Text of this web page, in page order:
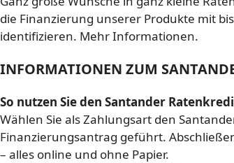
die Finanzierung unserer Produkte mit
identifizieren. Mehr Informationen.
INFORMATIONEN ZUM
So nutzen Sie den Santander
Wählen Sie als Zahlungsart den
Finanzierungsantrag geführt.
– alles online und ohne Papier.